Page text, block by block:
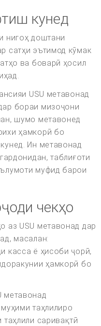
кунед
нигоҳ доштани
сатҳи эътимод кӯмак
ва боварӣ ҳосил
USU метавонад
бораи мизоҷони
шумо метавонед
ҳамкорӣ бо
Ин метавонад
таблиғоти
муфид барои
чекҳо
аз USU метавонад дар
масалан:
касса ё ҳисоби ҷорӣ,
ҳамкорӣ бо
метавонад
таҳлилиро
саривақтӣ